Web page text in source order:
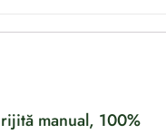
manual, 100%